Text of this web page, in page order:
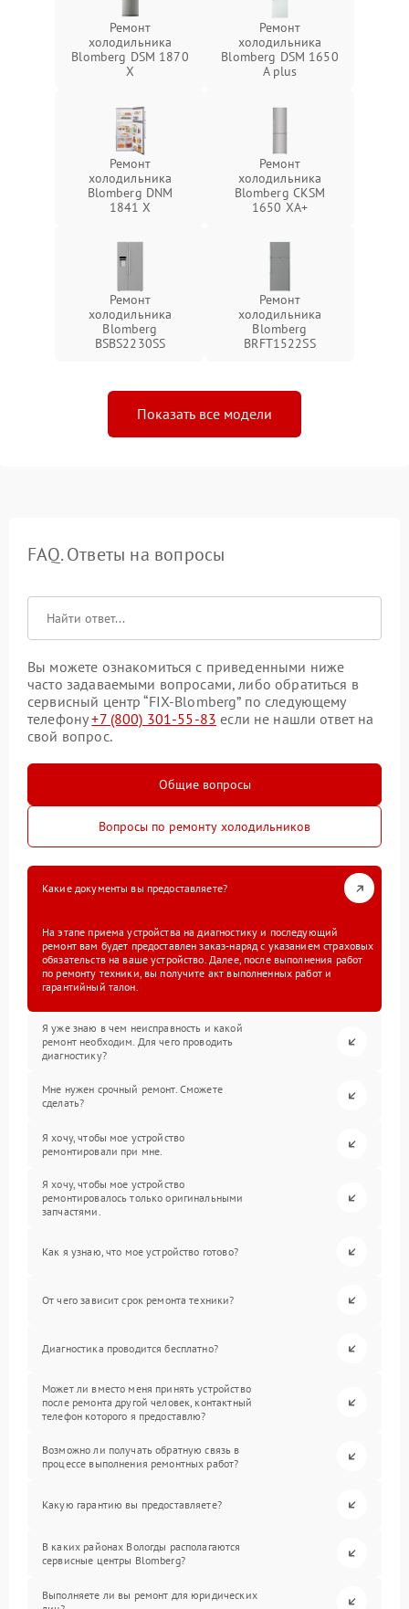
Ремонт
холодильника
Blomberg DSM 1870
X
Ремонт
холодильника
Blomberg DSM 1650
A plus
Ремонт
холодильника
Blomberg DNM
1841 X
Ремонт
холодильника
Blomberg CKSM
1650 XA+
Ремонт
холодильника
Blomberg
BSBS2230SS
Ремонт
холодильника
Blomberg
BRFT1522SS
Показать все модели
FAQ. Ответы на вопросы
Вы можете ознакомиться с приведенными ниже
часто задаваемыми вопросами, либо обратиться в
сервисный центр “FIX-Blomberg” по следующему
телефону+7 (800) 301-55-83 если не нашли ответ на
свой вопрос.
Общие вопросы
Вопросы по ремонту холодильников
Какие документы вы предоставляете?
На этапе приема устройства на диагностику и последующий
ремонт вам будет предоставлен заказ-наряд с указанием страховых
обязательств на ваше устройство. Далее, после выполнения работ
по ремонту техники, вы получите акт выполненных работ и
гарантийный талон.
Я уже знаю в чем неисправность и какой
ремонт необходим. Для чего проводить
диагностику?
Мне нужен срочный ремонт. Сможете
сделать?
Я хочу, чтобы мое устройство
ремонтировали при мне.
Я хочу, чтобы мое устройство
ремонтировалось только оригинальными
запчастями.
Как я узнаю, что мое устройство готово?
От чего зависит срок ремонта техники?
Диагностика проводится бесплатно?
Может ли вместо меня принять устройство
после ремонта другой человек, контактный
телефон которого я предоставлю?
Возможно ли получать обратную связь в
процессе выполнения ремонтных работ?
Какую гарантию вы предоставляете?
В каких районах Вологды располагаются
сервисные центры Blomberg?
Выполняете ли вы ремонт для юридических